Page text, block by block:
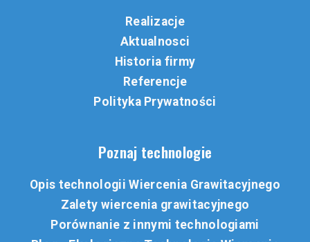
Realizacje
Aktualnosci
Historia firmy
Referencje
Polityka Prywatności
Poznaj technologie
Opis technologii Wiercenia Grawitacyjnego
Zalety wiercenia grawitacyjnego
Porównanie z innymi technologiami